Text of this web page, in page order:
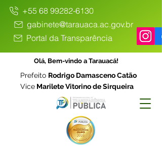
+55 68 99282-6130
gabinete@tarauaca.ac.gov.br
Portal da Transparência
Olá, Bem-vindo a Tarauacá!
Prefeito Rodrigo Damasceno Catão
Vice Marilete Vitorino de Sirqueira